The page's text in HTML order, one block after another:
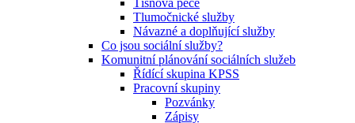
Tísňová péče
Tlumočnické služby
Návazné a doplňující služby
Co jsou sociální služby?
Komunitní plánování sociálních služeb
Řídící skupina KPSS
Pracovní skupiny
Pozvánky
Zápisy